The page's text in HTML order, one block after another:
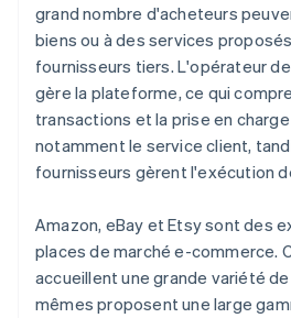
grand nombre d'acheteurs
biens ou à des services
fournisseurs tiers. L'opérateur
gère la plateforme, ce qui
transactions et la prise en
notamment le service client,
fournisseurs gèrent l'exécution
Amazon, eBay et Etsy sont des
places de marché e-commerce.
accueillent une grande variété
mêmes proposent une large